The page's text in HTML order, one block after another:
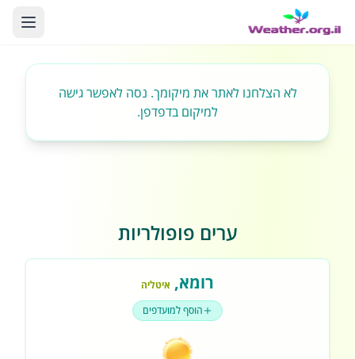
לא הצלחנו לאתר את מיקומך. נסה לאפשר גישה
למיקום בדפדפן.
ערים פופולריות
רומא, איטליה
הוסף למועדפים